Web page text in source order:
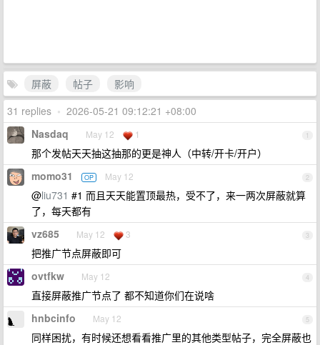
屏蔽 帖子
影响
31 replies • 2026-05-21 09:12:21 +08:00
1
Nasdaq May 12 1
那个发帖天天抽这抽那的更是神人（中转/开卡/开户）
2
momo31 OP May 12
@liu731 #1 而且天天能置顶最热，受不了，来一两次屏蔽就算
了，每天都有
3
vz685 May 12 3
把推广节点屏蔽即可
4
ovtfkw May 12
直接屏蔽推广节点了 都不知道你们在说啥
5
hnbcinfo May 12
同样困扰，有时候还想看看推广里的其他类型帖子，完全屏蔽也